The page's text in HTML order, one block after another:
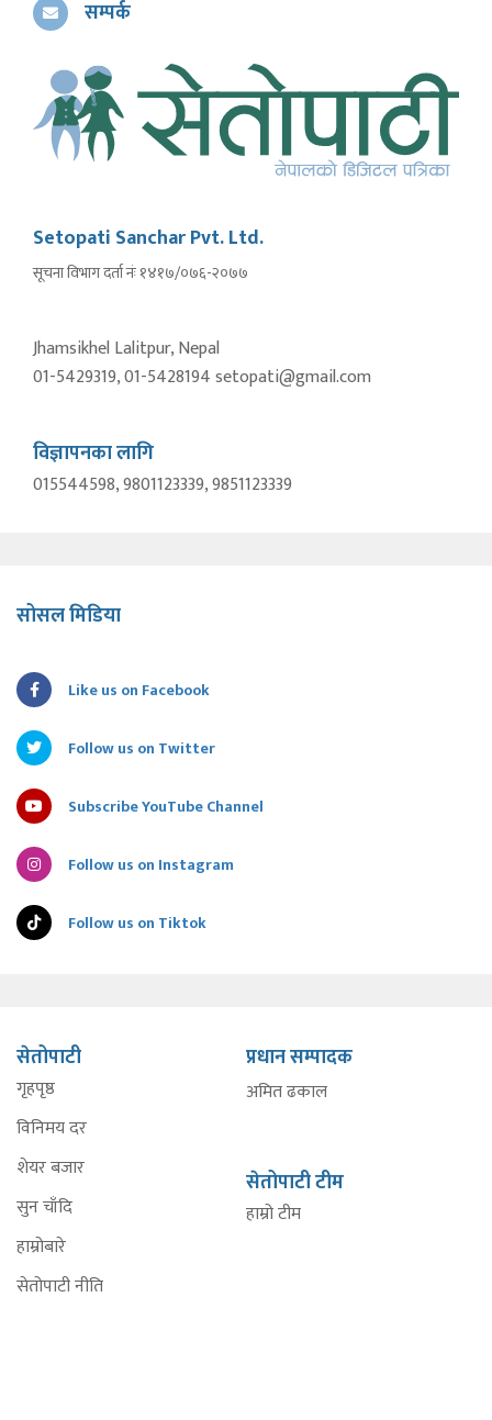
सम्पर्क
Setopati Sanchar Pvt. Ltd.
सूचना विभाग दर्ता नंः १४१७/०७६-२०७७
Jhamsikhel Lalitpur, Nepal
01-5429319, 01-5428194 setopati@gmail.com
विज्ञापनका लागि
015544598, 9801123339, 9851123339
सोसल मिडिया
Like us on Facebook
Follow us on Twitter
Subscribe YouTube Channel
Follow us on Instagram
Follow us on Tiktok
सेतोपाटी
गृहपृष्ठ
विनिमय दर
शेयर बजार
सुन चाँदि
हाम्रोबारे
सेतोपाटी नीति
प्रधान सम्पादक
अमित ढकाल
सेतोपाटी टीम
हाम्रो टीम